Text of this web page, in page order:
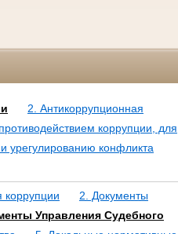
2. Антикоррупционная
коррупции, для
урегулированию конфликта
коррупции
2. Документы
Управления Судебного